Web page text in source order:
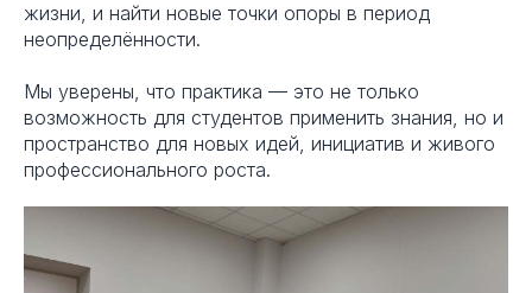
жизни, и найти новые точки опоры в период
неопределённости.
Мы уверены, что практика — это не только
возможность для студентов применить знания, но и
пространство для новых идей, инициатив и живого
профессионального роста.